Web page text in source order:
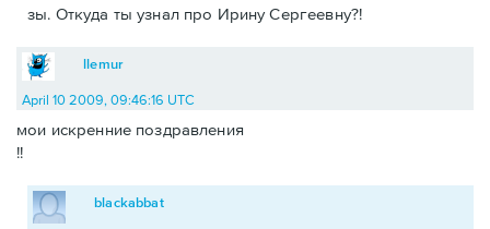
зы. Откуда ты узнал про Ирину Сергеевну?!
llemur
April 10 2009, 09:46:16 UTC
мои искренние поздравления
!!
blackabbat